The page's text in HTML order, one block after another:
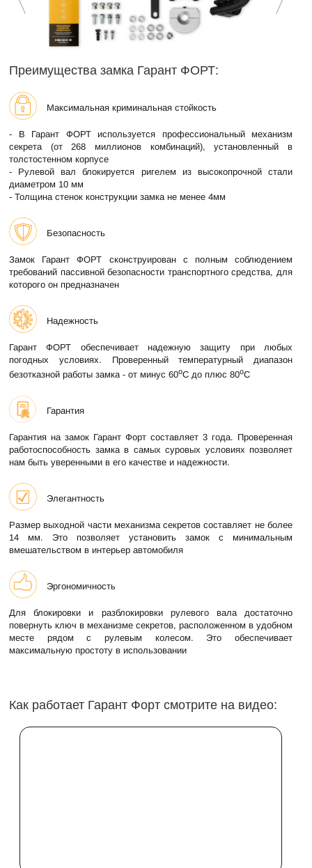
Преимущества замка Гарант ФОРТ:
Максимальная криминальная стойкость
- В Гарант ФОРТ используется профессиональный механизм
секрета (от 268 миллионов комбинаций), установленный в
толстостенном корпусе
- Рулевой вал блокируется ригелем из высокопрочной стали
диаметром 10 мм
- Толщина стенок конструкции замка не менее 4мм
Безопасность
Замок Гарант ФОРТ сконструирован с полным соблюдением
требований пассивной безопасности транспортного средства, для
которого он предназначен
Надежность
Гарант ФОРТ обеспечивает надежную защиту при любых
погодных условиях. Проверенный температурный диапазон
безотказной работы замка - от минус 60оС до плюс 80оС
Гарантия
Гарантия на замок Гарант Форт составляет 3 года. Проверенная
работоспособность замка в самых суровых условиях позволяет
нам быть уверенными в его качестве и надежности.
Элегантность
Размер выходной части механизма секретов составляет не более
14 мм. Это позволяет установить замок с минимальным
вмешательством в интерьер автомобиля
Эргономичность
Для блокировки и разблокировки рулевого вала достаточно
повернуть ключ в механизме секретов, расположенном в удобном
месте рядом с рулевым колесом. Это обеспечивает
максимальную простоту в использовании
Как работает Гарант Форт смотрите на видео: